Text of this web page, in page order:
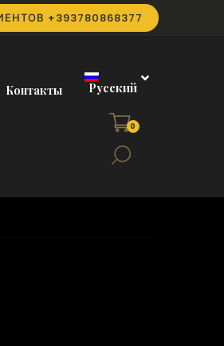
+393780868377
Контакты Русский
0